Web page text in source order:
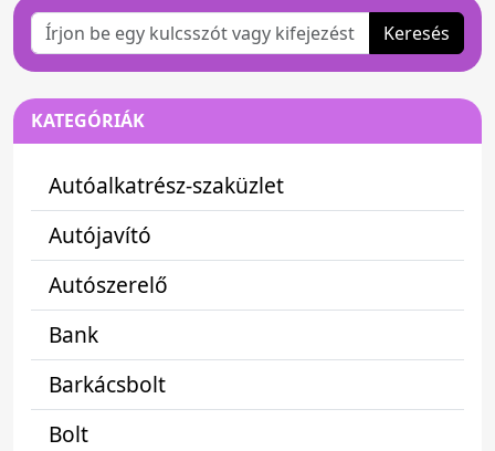
Keresés
KATEGÓRIÁK
Autóalkatrész-szaküzlet
Autójavító
Autószerelő
Bank
Barkácsbolt
Bolt